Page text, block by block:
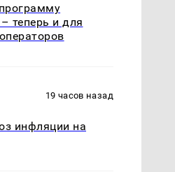
теперь и для
19 часов назад
инфляции на